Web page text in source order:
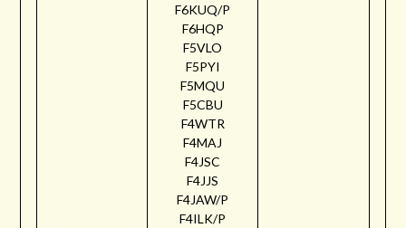
F6KUQ/P
F6HQP
F5VLO
F5PYI
F5MQU
F5CBU
F4WTR
F4MAJ
F4JSC
F4JJS
F4JAW/P
F4ILK/P